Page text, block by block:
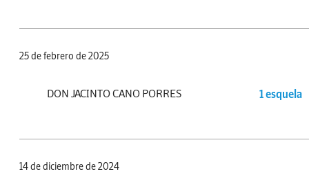
25 de febrero de 2025
DON JACINTO CANO PORRES 1 esquela
14 de diciembre de 2024